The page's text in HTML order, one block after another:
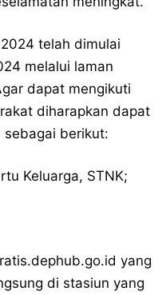
telah dimulai
melalui laman
dapat mengikuti
diharapkan dapat
sebagai berikut:
Keluarga, STNK;
yang
di stasiun yang